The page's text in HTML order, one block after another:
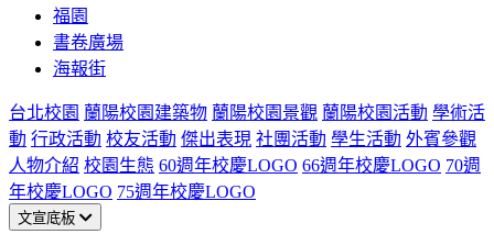
福園
書卷廣場
海報街
台北校園 蘭陽校園建築物 蘭陽校園景觀 蘭陽校園活動 學術活
動 行政活動 校友活動 傑出表現 社團活動 學生活動 外賓參觀
人物介紹 校園生態 60週年校慶LOGO 66週年校慶LOGO 70週
年校慶LOGO 75週年校慶LOGO
文宣底板